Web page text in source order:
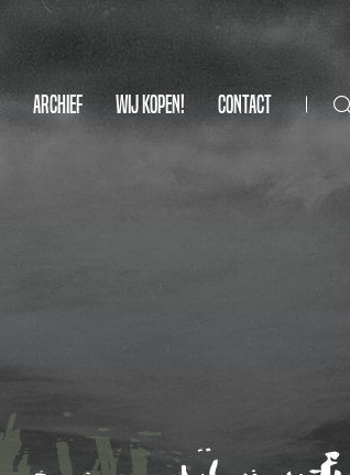
Archief Wij kopen! Contact